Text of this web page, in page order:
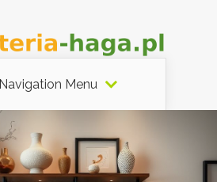
Navigation Menu